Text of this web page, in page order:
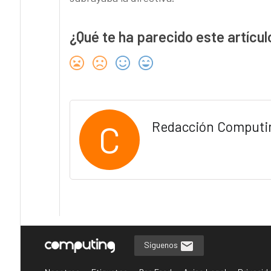
¿Qué te ha parecido este
C Redacción
Síguenos